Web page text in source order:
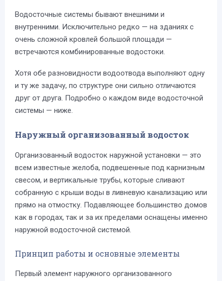
Водосточные системы бывают внешними и
внутренними. Исключительно редко — на зданиях с
очень сложной кровлей большой площади —
встречаются комбинированные водостоки.
Хотя обе разновидности водоотвода выполняют одну
и ту же задачу, по структуре они сильно отличаются
друг от друга. Подробно о каждом виде водосточной
системы — ниже.
Наружный организованный водосток
Организованный водосток наружной установки — это
всем известные желоба, подвешенные под карнизным
свесом, и вертикальные трубы, которые сливают
собранную с крыши воды в ливневую канализацию или
прямо на отмостку. Подавляющее большинство домов
как в городах, так и за их пределами оснащены именно
наружной водосточной системой.
Принцип работы и основные элементы
Первый элемент наружного организованного